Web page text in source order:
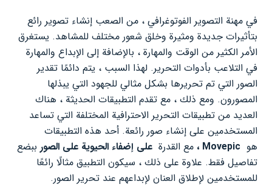
في مهنة التصوير الفوتوغرافي ، من الصعب إنشاء تصوير رائع
بتأثيرات جديدة ومثيرة وخلق شعور مختلف للمشاهد. يستغرق
الأمر الكثير من الوقت والمهارة ، بالإضافة إلى الإبداع والمهارة
في التلاعب بأدوات التحرير. لهذا السبب ، يتم دائمًا تقدير
الصور التي تم تحريرها بشكل مثالي للجهود التي يبذلها
المصورون. ومع ذلك ، مع تقدم التطبيقات الحديثة ، هناك
العديد من تطبيقات التحرير الاحترافية المختلفة التي تساعد
المستخدمين على إنشاء صور رائعة. أحد هذه التطبيقات
هو Movepic ، مع القدرة على إضفاء الحيوية على الصور ببضع
تفاصيل فقط. علاوة على ذلك ، سيكون التطبيق مثالًا رائعًا
للمستخدمين لإطلاق العنان لإبداعهم عند تحرير الصور.